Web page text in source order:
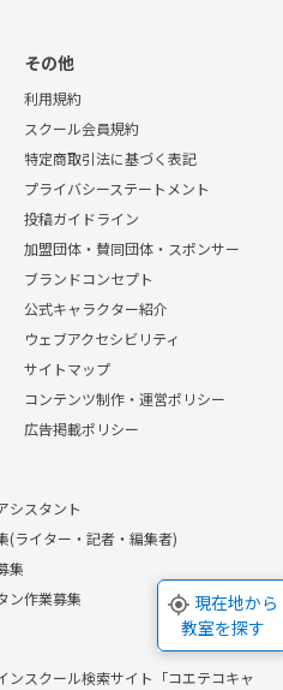
現在地から
教室を探す
その他
利用規約
スクール会員規約
特定商取引法に基づく表記
プライバシーステートメント
投稿ガイドライン
加盟団体・賛同団体・スポンサー
ブランドコンセプト
公式キャラクター紹介
ウェブアクセシビリティ
サイトマップ
コンテンツ制作・運営ポリシー
広告掲載ポリシー
シスタント
(ライター・記者・編集者)
集
ン作業募集
ンスクール検索サイト「コエテコキャ